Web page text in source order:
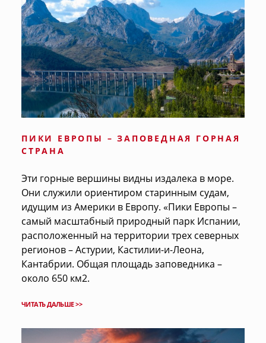
ПИКИ ЕВРОПЫ – ЗАПОВЕДНАЯ ГОРНАЯ
СТРАНА
Эти горные вершины видны издалека в море.
Они служили ориентиром старинным судам,
идущим из Америки в Европу. «Пики Европы –
самый масштабный природный парк Испании,
расположенный на территории трех северных
регионов – Астурии, Кастилии-и-Леона,
Кантабрии. Общая площадь заповедника –
около 650 км2.
ЧИТАТЬ ДАЛЬШЕ >>